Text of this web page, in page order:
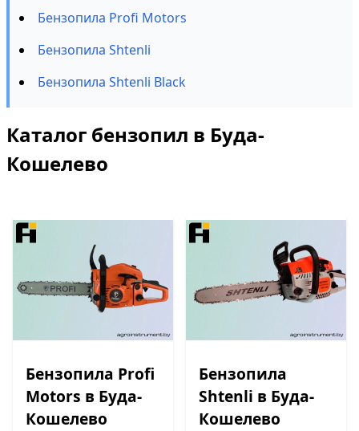
Бензопила Profi Motors
Бензопила Shtenli
Бензопила Shtenli Black
Каталог бензопил в Буда-
Кошелево
Бензопила Profi
Motors в Буда-
Кошелево
Бензопила
Shtenli в Буда-
Кошелево